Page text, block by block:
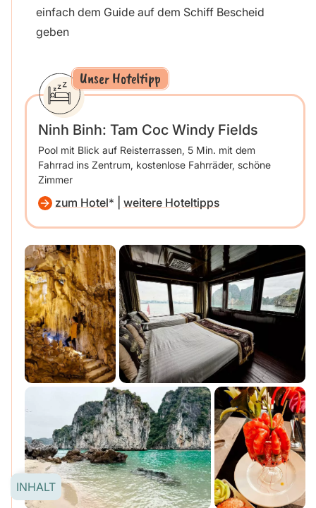
einfach dem Guide auf dem Schiff Bescheid
geben
Unser Hoteltipp
Ninh Binh: Tam Coc Windy Fields
Pool mit Blick auf Reisterrassen, 5 Min. mit dem
Fahrrad ins Zentrum, kostenlose Fahrräder, schöne
Zimmer
zum Hotel weitere Hoteltipps
INHALT